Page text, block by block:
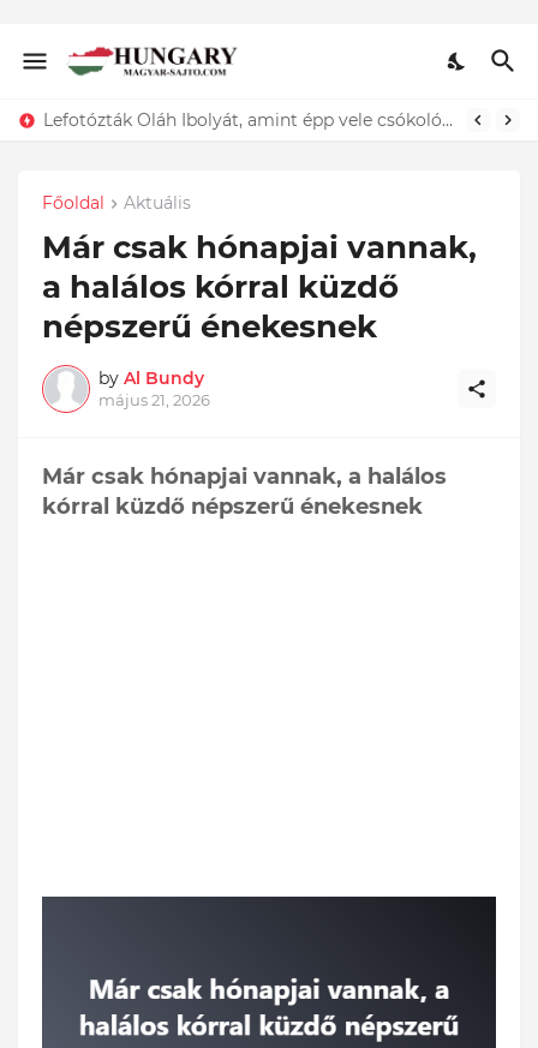
Lefotózták Oláh Ibolyát, amint épp vele csókolózik - EZT nem hiszed el, kinek a karjában kötött ki...ÍME
Főoldal Aktuális
Már csak hónapjai vannak,
a halálos kórral küzdő
népszerű énekesnek
by Al Bundy
május 21, 2026
Már csak hónapjai vannak, a halálos
kórral küzdő népszerű énekesnek